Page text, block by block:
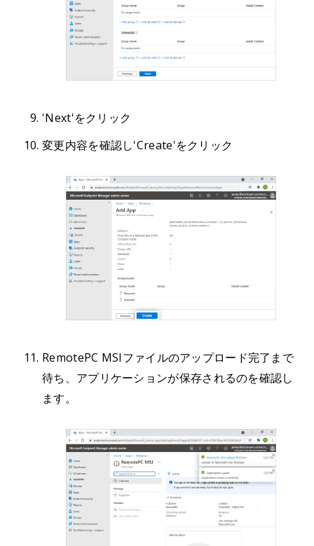
'Next'をクリック
変更内容を確認し'Create'をクリック
RemotePC MSIファイルのアップロード完了まで
待ち、アプリケーションが保存されるのを確認し
ます。